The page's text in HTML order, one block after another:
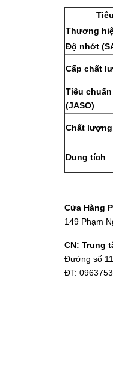
Thương
Độ nhớt
Cấp chất
Tiêu
(JASO)
Chất
Dung tích
Cửa Hàng
149 Phạm
CN: Trung
Đường số
ĐT: